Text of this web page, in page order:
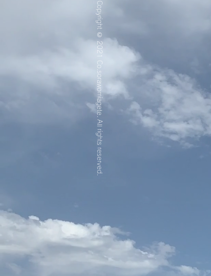
Copyright © 2021 Co.sorawomiagete.
All rights reserved.